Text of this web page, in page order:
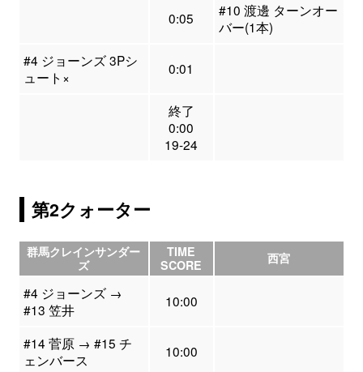
0:05
#10 渡邊 ターンオー
バー(1本)
#4 ジョーンズ 3Pシ
ュート×
0:01
終了
0:00
19-24
第2クォーター
群馬クレインサンダー
ズ
TIME
SCORE
西宮
#4 ジョーンズ →
#13 笠井
10:00
#14 菅原 → #15 チ
ェンバース
10:00